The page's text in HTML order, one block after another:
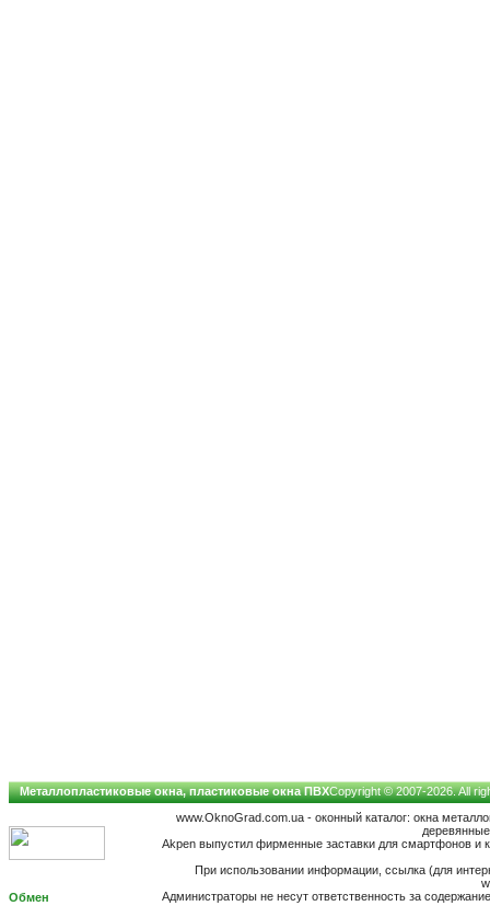
Металлопластиковые окна, пластиковые окна ПВХCopyright © 2007-2026. All
www.OknoGrad.com.ua - оконный каталог: окна
Akpen выпустил фирменные заставки для смартфонов и
При использовании информации, ссылка (для
Администраторы не несут ответственность за
Обмен